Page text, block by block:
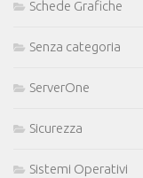
Schede Grafiche
Senza categoria
ServerOne
Sicurezza
Sistemi Operativi